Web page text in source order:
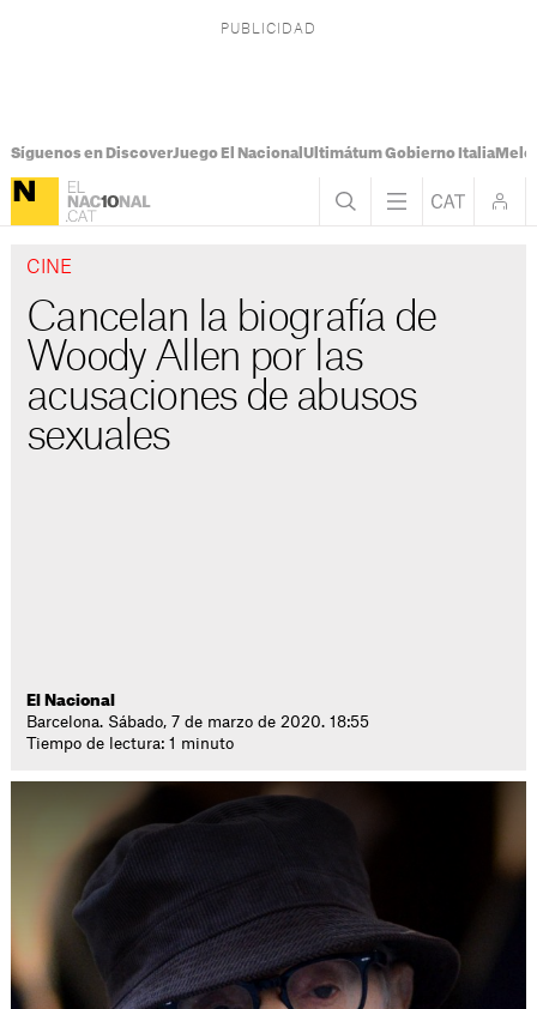
Síguenos en DiscoverJuego El Nacional Ultimátum Gobierno Italia
CINE
Cancelan la biografía de
Woody Allen por las
acusaciones de abusos
sexuales
El Nacional
Barcelona. Sábado, 7 de marzo de 2020. 18:55
Tiempo de lectura: 1 minuto